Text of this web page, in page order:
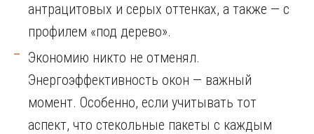
антрацитовых и серых оттенках, а также — с
профилем «под дерево».
Экономию никто не отменял.
Энергоэффективность окон — важный
момент. Особенно, если учитывать тот
аспект, что стекольные пакеты с каждым